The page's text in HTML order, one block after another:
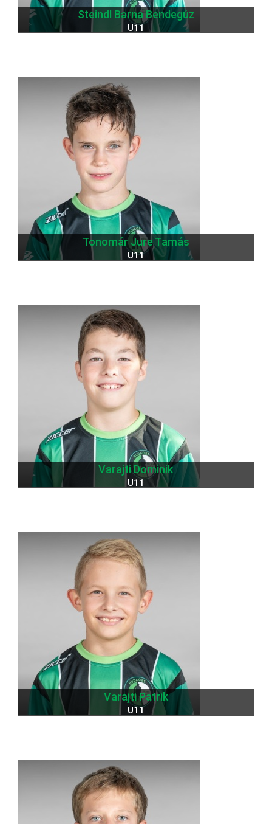
Steindl Barna Bendegúz
U11
Tonomár Jure Tamás
U11
Varajti Dominik
U11
Varajti Patrik
U11